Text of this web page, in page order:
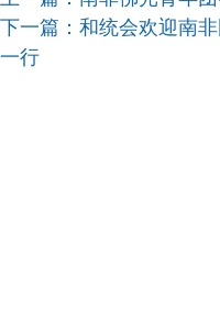
下一篇： 和统会欢迎南
一行